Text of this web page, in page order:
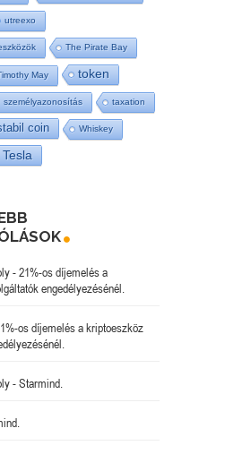
utreexo
The Pirate Bay
May token
személyazonosítás taxation
coin Whiskey
Tesla
-21%-os díjemelés a
engedélyezésénél.
os díjemelés a kriptoeszköz
-Starmind.